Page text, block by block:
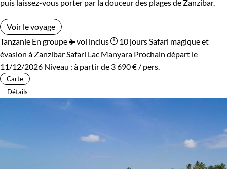
puis laissez-vous porter par la douceur des plages de Zanzibar.
Voir le voyage
Tanzanie En groupe vol inclus 10 jours Safari magique et
évasion à Zanzibar Safari Lac Manyara Prochain départ le
11/12/2026 Niveau : à partir de 3 690 € / pers.
Carte
Détails